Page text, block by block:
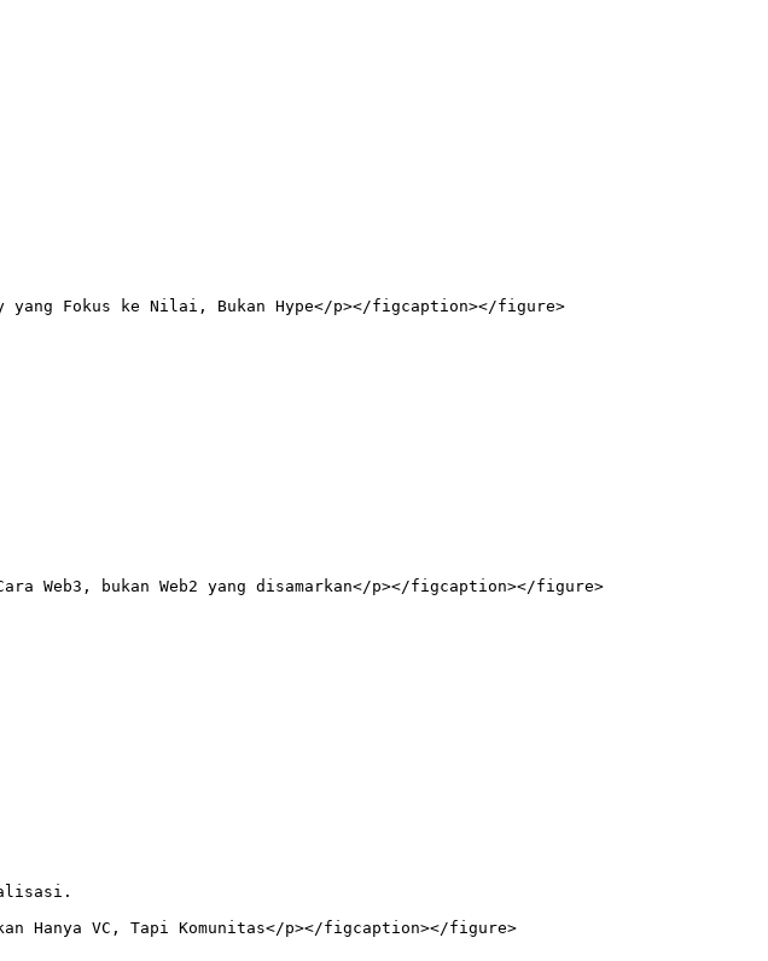
yang Fokus ke Nilai, Bukan Hype</p></figcaption></figure>
Web3, bukan Web2 yang disamarkan</p></figcaption></figure>
Hanya VC, Tapi Komunitas</p></figcaption></figure>